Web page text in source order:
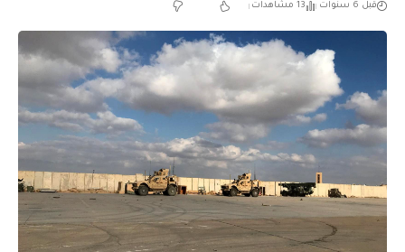
قبل 6 سنوات 13 مشاهدات